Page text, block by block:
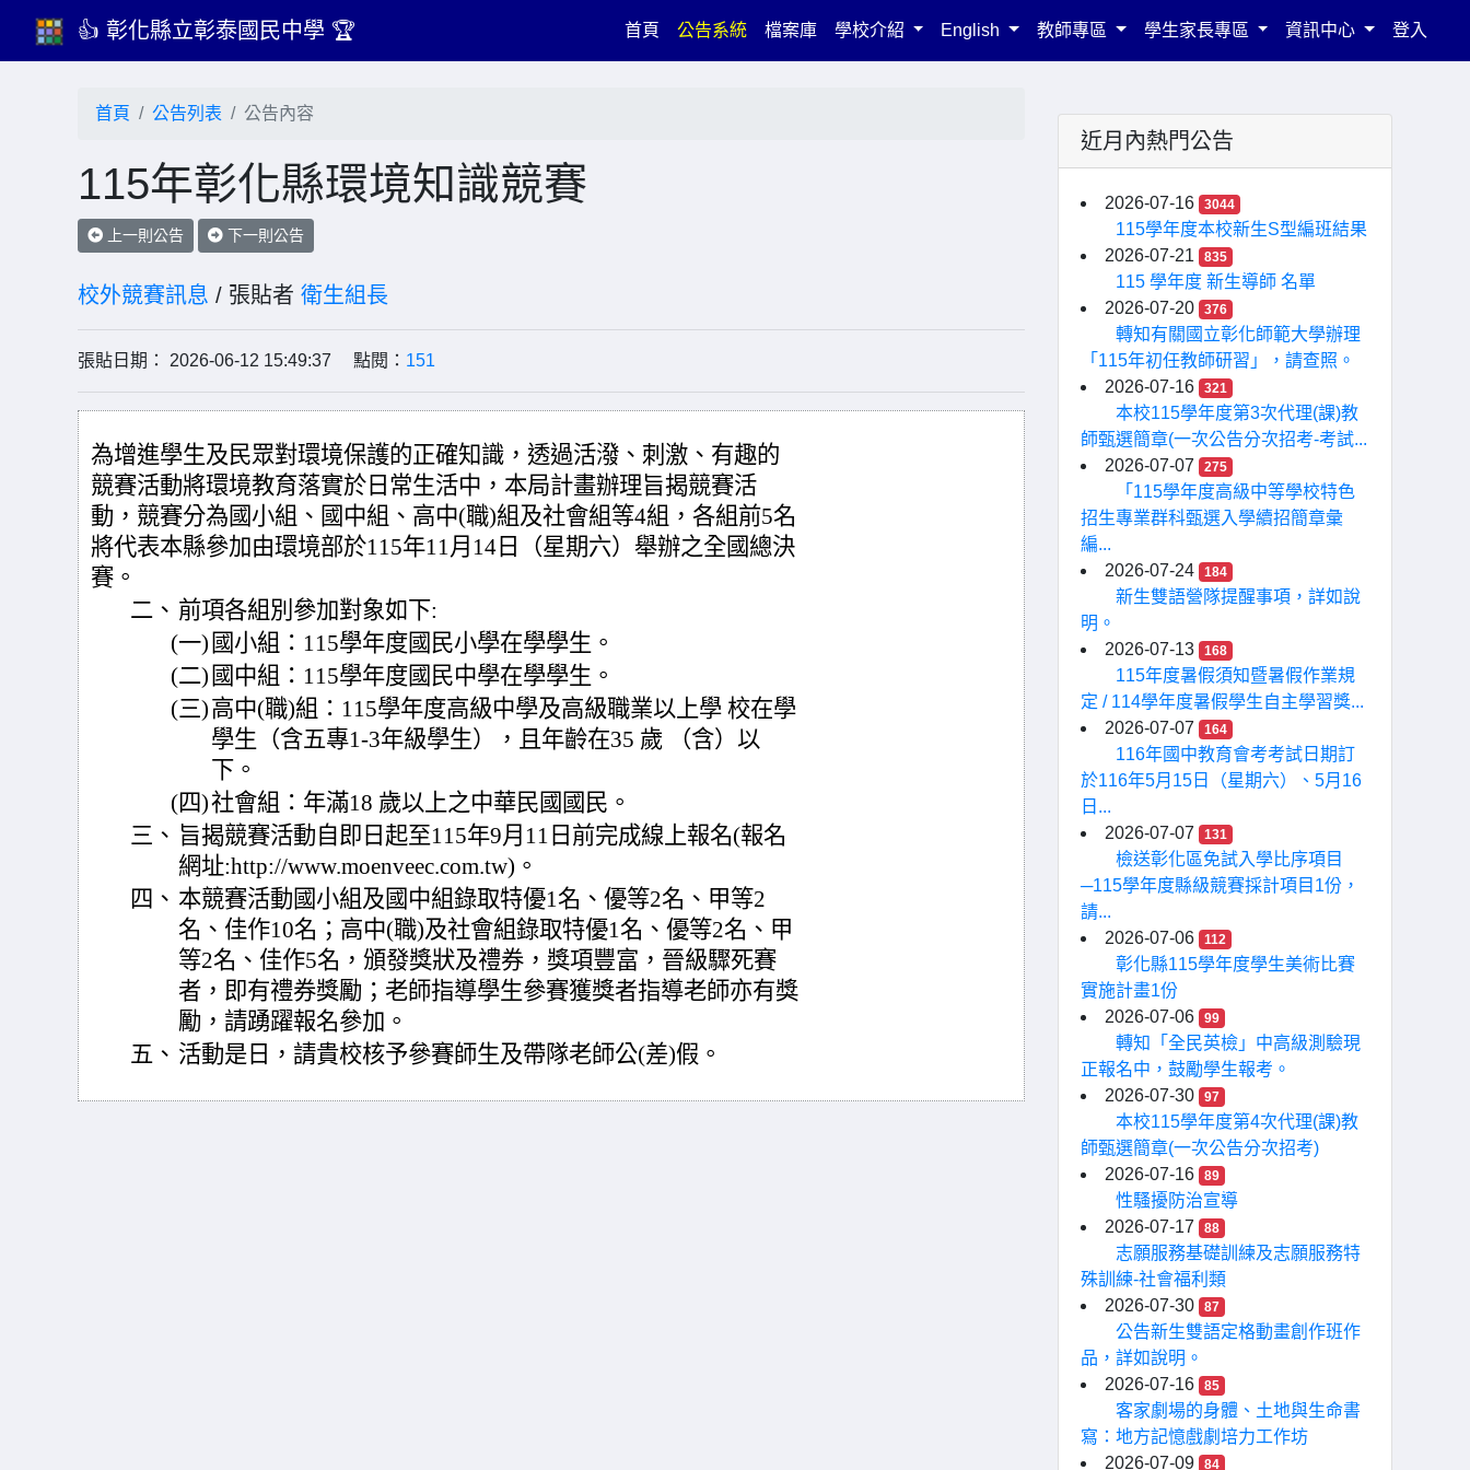
👍 彰化縣立彰泰國民中學 🏆 首頁(current)
公告系統 檔案庫 學校介紹 English 教師專區 學生家長專區 資訊中心 登入
首頁 公告列表 公告內容
115年彰化縣環境知識競賽
上一則公告 下一則公告
校外競賽訊息 / 張貼者 衛生組長
張貼日期： 2026-06-12 15:49:37 點閱： 151
為增進學生及民眾對環境保護的正確知識，透過活潑、刺激、有趣的
競賽活動將環境教育落實於日常生活中，本局計畫辦理旨揭競賽活
動，競賽分為國小組、國中組、高中(職)組及社會組等4組，各組前5名
將代表本縣參加由環境部於115年11月14日（星期六）舉辦之全國總決
賽。
二、 前項各組別參加對象如下:
(一) 國小組：115學年度國民小學在學學生。
(二) 國中組：115學年度國民中學在學學生。
(三)高中(職)組：115學年度高級中學及高級職業以上學 校在學
學生（含五專1-3年級學生），且年齡在35 歲 （含）以
下。
(四)社會組：年滿18 歲以上之中華民國國民。
三、 旨揭競賽活動自即日起至115年9月11日前完成線上報名(報名
網址:http://www.moenveec.com.tw)。
四、 本競賽活動國小組及國中組錄取特優1名、優等2名、甲等2
名、佳作10名；高中(職)及社會組錄取特優1名、優等2名、甲
等2名、佳作5名，頒發獎狀及禮券，獎項豐富，晉級驟死賽
者，即有禮券獎勵；老師指導學生參賽獲獎者指導老師亦有獎
勵，請踴躍報名參加。
五、 活動是日，請貴校核予參賽師生及帶隊老師公(差)假。
近月內熱門公告
2026-07-16 3044
115學年度本校新生S型編班結果
2026-07-21
835
115 學年度 新生導師 名單
2026-07-20
376
轉知有關國立彰化師範大學辦理
「115年初任教師研習」，請查照。
2026-07-16
321
本校115學年度第3次代理(課)教
師甄選簡章(一次公告分次招考-考試...
2026-07-07
275
「115學年度高級中等學校特色
招生專業群科甄選入學續招簡章彙
編...
2026-07-24
184
新生雙語營隊提醒事項，詳如說
明。
2026-07-13
168
115年度暑假須知暨暑假作業規
定 / 114學年度暑假學生自主學習獎...
2026-07-07
164
116年國中教育會考考試日期訂
於116年5月15日（星期六）、5月16
日...
2026-07-07
131
檢送彰化區免試入學比序項目
─115學年度縣級競賽採計項目1份，
請...
2026-07-06
112
彰化縣115學年度學生美術比賽
實施計畫1份
2026-07-06
99
轉知「全民英檢」中高級測驗現
正報名中，鼓勵學生報考。
2026-07-30
97
本校115學年度第4次代理(課)教
師甄選簡章(一次公告分次招考)
2026-07-16
89
性騷擾防治宣導
2026-07-17
88
志願服務基礎訓練及志願服務特
殊訓練-社會福利類
2026-07-30
87
公告新生雙語定格動畫創作班作
品，詳如說明。
2026-07-16
85
客家劇場的身體、土地與生命書
寫：地方記憶戲劇培力工作坊
2026-07-09
84